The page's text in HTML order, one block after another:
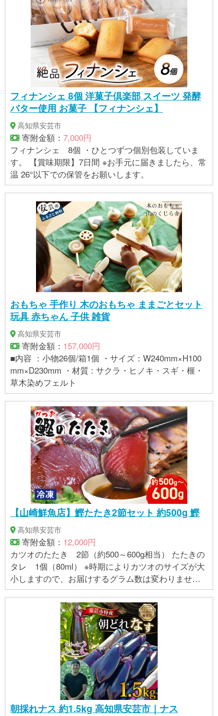
フィナンシェ 8個 洋菓子倶楽部 スイーツ 発酵
バター使用 お菓子 【フィナンシェ】
高知県安芸市
寄附金額： 7,000円
フィナンシェ 8個 ・ひとつずつ個別包装していま
す。 【賞味期限】7日間 ※お手元に届きましたら、常
温 26°以下での保管をお願いします。
おもちゃ 手作り 木のおもちゃ ままごとセット
玩具 赤ちゃん 子供 雑貨
高知県安芸市
寄附金額： 157,000円
■内容 ：小物26個/箱1個 ・サイズ：W240mm×H100
mm×D230mm ・材質 : サクラ・ヒノキ・スギ・榧・
草木染めフェルト
【山崎鮮魚店】鰹たたき2節セット 約500g 鰹
高知県安芸市
寄附金額： 12,000円
カツオのたたき 2節（約500～600g相当） たたきの
タレ 1個（80ml） ※時期によりカツオのサイズが大
小しますので、お届けするグラム数は変わりません
が、節数が変更になる場合があります。予めご了承
8℃以下で保存)で3週間 ※1節毎に小分けで真空パ
ックにして冷凍便でお届けいたします。 ※解凍後は
お早めにお召しあがりください。
朝採れナス 約1.5kg 高知県安芸市｜ナス